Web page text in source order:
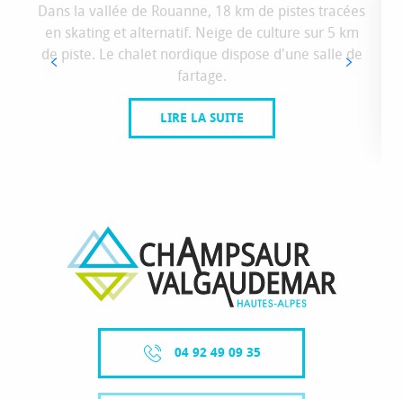
Dans la vallée de Rouanne, 18 km de pistes tracées
en skating et alternatif. Neige de culture sur 5 km
de piste. Le chalet nordique dispose d'une salle de
fartage.
LIRE LA SUITE
04 92 49 09 35